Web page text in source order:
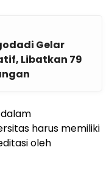
Gelar
Libatkan 79
harus memiliki
oleh